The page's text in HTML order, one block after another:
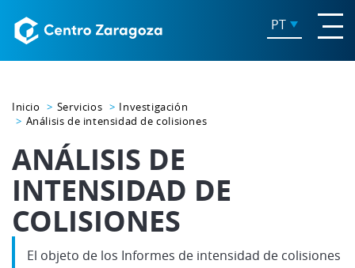
PT
Inicio Servicios
Investigación
Análisis de intensidad de colisiones
ANÁLISIS DE
INTENSIDAD DE
COLISIONES
El objeto de los Informes de intensidad de colisiones